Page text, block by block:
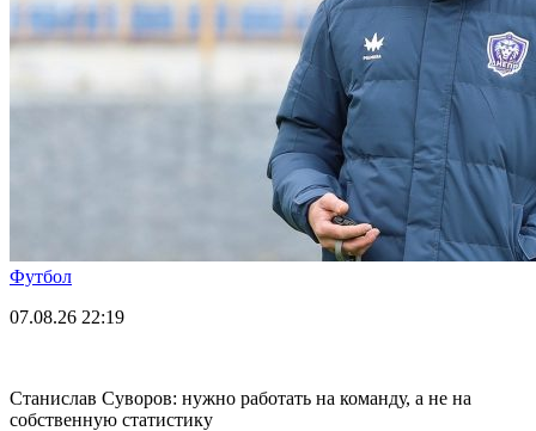
Футбол
07.08.26 22:19
Станислав Суворов: нужно работать на команду, а не на
собственную статистику